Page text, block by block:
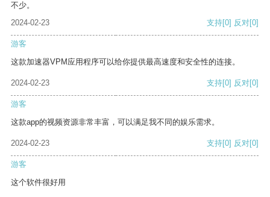
不少。
2024-02-23
支持[0] 反对[0]
游客
这款加速器VPM应用程序可以给你提供最高速度和安全性的连接。
2024-02-23 支持[0] 反对[0]
游客
这款app的视频资源非常丰富，可以满足我不同的娱乐需求。
2024-02-23 支持[0] 反对[0]
游客
这个软件很好用